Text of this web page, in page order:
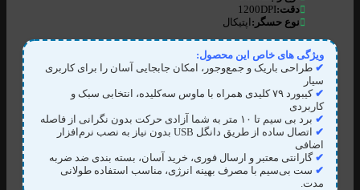
دقت:1200DPI
نوع حسگر: اپتیکال
ویژگی های خاص این محصول:
✔ طراحی باریک و جمع‌وجور، امکان جابجایی آسان را برای کاربری
سیار
✔
کیبورد ۷۹ کلیدی همراه با ماوس سه‌کلیده، انتخابی سبک و
کاربردی
✔ برد بی‌ سیم تا ۱۰ متر به شما آزادی حرکت بدون نگرانی از فاصله
✔
اتصال ساده از طریق دانگل USB بدون نیاز به نصب نرم‌افزار
اضافی
✔گارانتی معتبر و ارسال فوری، خرید آسان، بسته بندی ضد ضربه
✔ ست بی‌سیم با مصرف بهینه انرژی، مناسب استفاده طولانی
مدت.